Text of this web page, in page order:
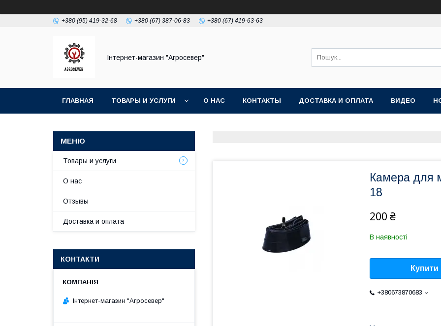
+380 (95) 419-32-68 +380 (67) 387-06-83 +380 (67) 419-63-63
Інтернет-магазин "Агросевер"
ГЛАВНАЯ ТОВАРЫ И УСЛУГИ О НАС КОНТАКТЫ ДОСТАВКА И ОПЛАТА ВИДЕО
Камера для
18
200 ₴
В наявності
Купити
+380673870683
Товары и услуги
О нас
Отзывы
Доставка и оплата
КОНТАКТИ
Інтернет-магазин "Агросевер"